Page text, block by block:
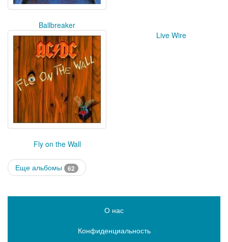
Ballbreaker
Fly on the Wall
Live Wire
Еще альбомы 62
О нас
Конфиденциальность